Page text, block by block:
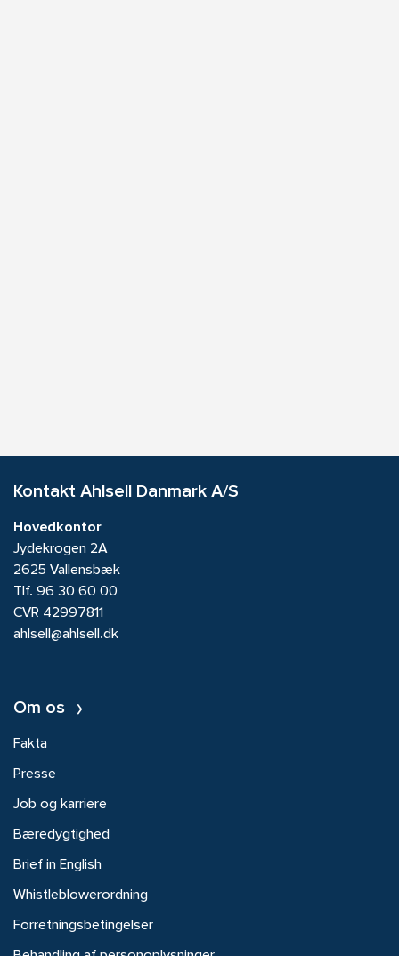
Kontakt Ahlsell Danmark A/S
Hovedkontor
Jydekrogen 2A
2625 Vallensbæk
Tlf. 96 30 60 00
CVR 42997811
ahlsell@ahlsell.dk
Om os
Fakta
Presse
Job og karriere
Bæredygtighed
Brief in English
Whistleblowerordning
Forretningsbetingelser